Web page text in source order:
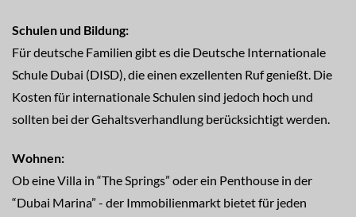
Schulen und Bildung:
Für deutsche Familien gibt es die Deutsche Internationale
Schule Dubai (DISD), die einen exzellenten Ruf genießt. Die
Kosten für internationale Schulen sind jedoch hoch und
sollten bei der Gehaltsverhandlung berücksichtigt werden.
Wohnen:
Ob eine Villa in “The Springs” oder ein Penthouse in der
“Dubai Marina” - der Immobilienmarkt bietet für jeden